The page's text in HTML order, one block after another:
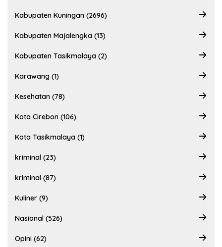
Kabupaten Kuningan (2696)
Kabupaten Majalengka (13)
Kabupaten Tasikmalaya (2)
Karawang (1)
Kesehatan (78)
Kota Cirebon (106)
Kota Tasikmalaya (1)
kriminal (23)
kriminal (87)
Kuliner (9)
Nasional (526)
Opini (62)